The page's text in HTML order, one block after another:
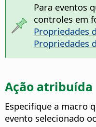
Para eventos
controles em
Propriedades
Propriedades
Ação atribuída
Especifique a macro
evento selecionado